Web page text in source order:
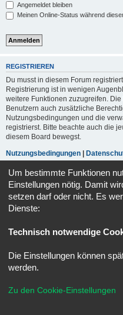
Angemeldet bleiben
Meinen Online-Status während
REGISTRIEREN
Du musst in diesem Forum
Registrierung ist in wenigen
weitere Funktionen zuzugreifen.
Benutzern auch zusätzliche
Nutzungsbedingungen und die
registrierst. Bitte beachte auch die
diesem Board bewegst.
Nutzungsbedingungen
Registrieren
Foren-Übersicht
Powered byphpBB®
Datenschutz
|
Um bestimmte Funktionen
Einstellungen nötig. Damit
setzen darf oder nicht. Es
Dienste:
Technisch notwendige
Die Einstellungen können
werden.
Zu den Cookie-Einstellungen